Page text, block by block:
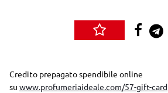
Credito prepagato spendibile online
su www.profumeriaideale.com/57-gift-card